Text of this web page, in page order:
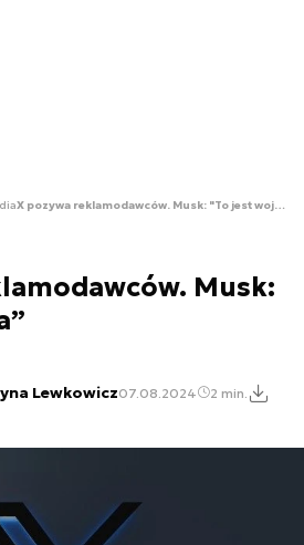
X pozywa reklamodawców. Musk: "To jest wojna”
Musk:
Lewkowicz07.08.2024 2 min.